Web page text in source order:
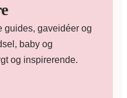
guides, gaveidéer og
baby og
og inspirerende.